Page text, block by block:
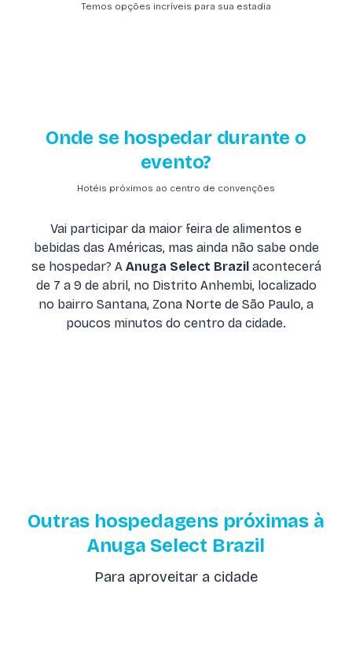
Temos opções incríveis para sua estadia
Onde se hospedar durante o
evento?
Hotéis próximos ao centro de convenções
Vai participar da maior feira de alimentos e
bebidas das Américas, mas ainda não sabe onde
se hospedar? A Anuga Select Brazilacontecerá
de 7 a 9 de abril, no Distrito Anhembi, localizado
no bairro Santana, Zona Norte de São Paulo, a
poucos minutos do centro da cidade.
Outras hospedagens próximas à
Anuga Select Brazil
Para aproveitar a cidade